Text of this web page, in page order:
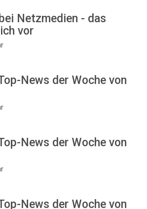
Netzmedien - das
vor
News der Woche von
News der Woche von
News der Woche von